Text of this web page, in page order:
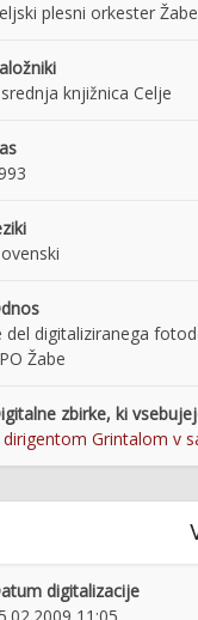
plesni orkester Žabe
knjižnica Celje
del digitaliziranega
Žabe
zbirke, ki
dirigentom Grintalom v
digitalizacije